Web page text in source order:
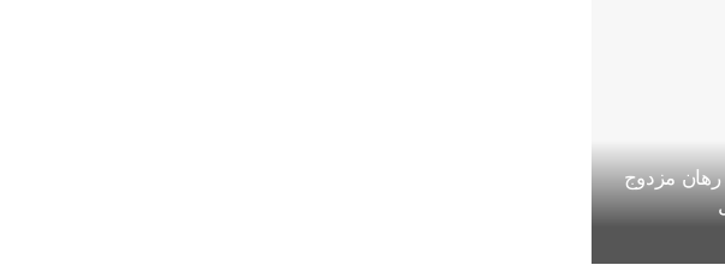
رهان مزدوج